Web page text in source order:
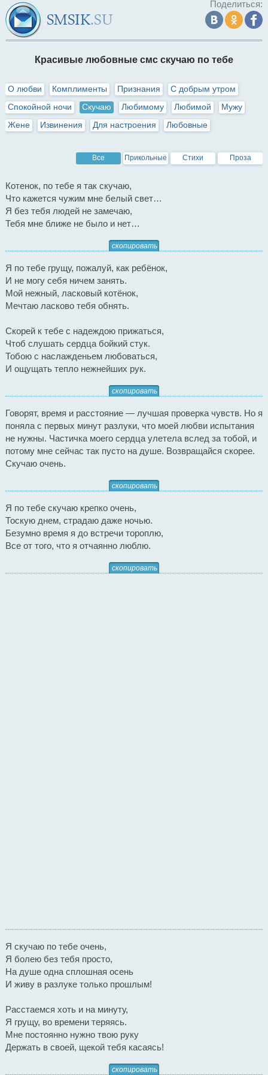
Поделиться:
Красивые любовные смс скучаю по тебе
О любви Комплименты Признания
С добрым утром
Спокойной ночи
Скучаю Любимому Любимой
Мужу
Жене
Извинения Для настроения Любовные
Все Прикольные Стихи Проза
Котенок, по тебе я так скучаю,
Что кажется чужим мне белый свет…
Я без тебя людей не замечаю,
Тебя мне ближе не было и нет…
скопировать
Я по тебе грущу, пожалуй, как ребёнок,
И не могу себя ничем занять.
Мой нежный, ласковый котёнок,
Мечтаю ласково тебя обнять.
Скорей к тебе с надеждою прижаться,
Чтоб слушать сердца бойкий стук.
Тобою с наслажденьем любоваться,
И ощущать тепло нежнейших рук.
скопировать
Говорят, время и расстояние — лучшая проверка чувств. Но я
поняла с первых минут разлуки, что моей любви испытания
не нужны. Частичка моего сердца улетела вслед за тобой, и
потому мне сейчас так пусто на душе. Возвращайся скорее.
Скучаю очень.
скопировать
Я по тебе скучаю крепко очень,
Тоскую днем, страдаю даже ночью.
Безумно время я до встречи тороплю,
Все от того, что я отчаянно люблю.
скопировать
Я скучаю по тебе очень,
Я болею без тебя просто,
На душе одна сплошная осень
И живу в разлуке только прошлым!
Расстаемся хоть и на минуту,
Я грущу, во времени теряясь.
Мне постоянно нужно твою руку
Держать в своей, щекой тебя касаясь!
скопировать